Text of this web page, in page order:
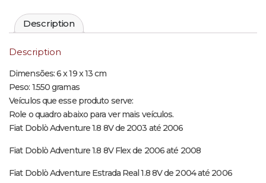
Description
Description
Dimensões: 6 x 19 x 13 cm
Peso: 1.550 gramas
Veículos que esse produto serve:
Role o quadro abaixo para ver mais veículos.
Fiat Doblò Adventure 1.8 8V de 2003 até 2006
Fiat Doblò Adventure 1.8 8V Flex de 2006 até 2008
Fiat Doblò Adventure Estrada Real 1.8 8V de 2004 até 2006